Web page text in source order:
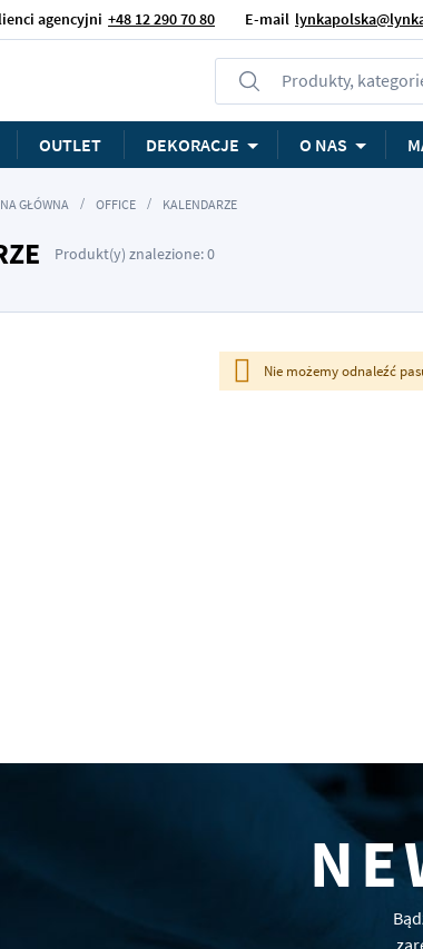
agencyjni +48 12 290 70 80 E-mail
Produkty,
OUTLET DEKORACJE O NAS
GŁÓWNA OFFICE KALENDARZE
Produkt(y) znalezione: 0
Nie możemy odnaleźć